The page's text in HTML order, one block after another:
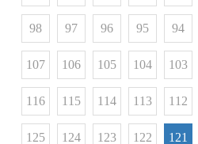
94
95
96
97
98
103
104
105
106
107
112
113
114
115
116
121
122
123
124
125